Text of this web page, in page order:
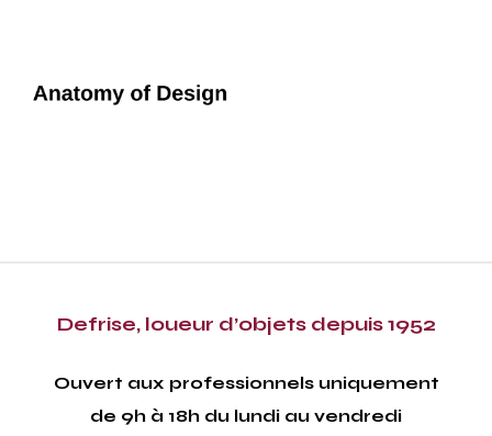
Defrise, loueur d’objets depuis 1952
Ouvert aux professionnels uniquement
de 9h à 18h du lundi au vendredi